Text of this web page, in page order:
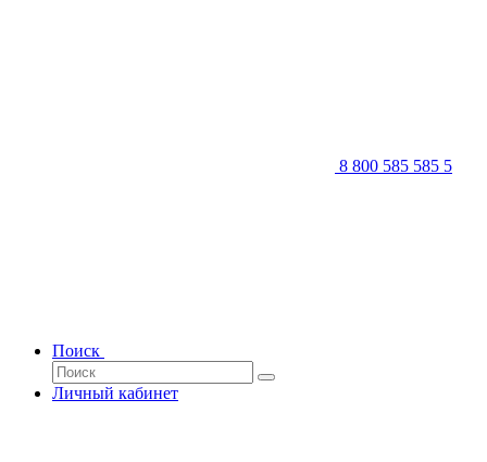
8 800 585 585 5
Поиск
Личный кабинет